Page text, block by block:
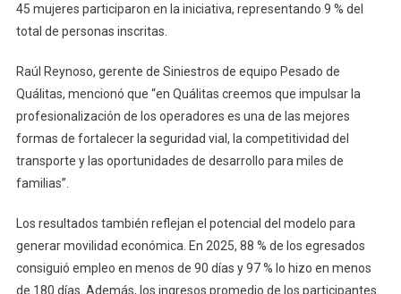
45 mujeres participaron en la iniciativa, representando 9 % del
total de personas inscritas.
Raúl Reynoso, gerente de Siniestros de equipo Pesado de
Quálitas, mencionó que “en Quálitas creemos que impulsar la
profesionalización de los operadores es una de las mejores
formas de fortalecer la seguridad vial, la competitividad del
transporte y las oportunidades de desarrollo para miles de
familias”.
Los resultados también reflejan el potencial del modelo para
generar movilidad económica. En 2025, 88 % de los egresados
consiguió empleo en menos de 90 días y 97 % lo hizo en menos
de 180 días. Además, los ingresos promedio de los participantes